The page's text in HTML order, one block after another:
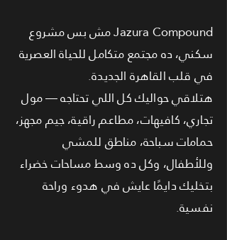
Jazura Compound مش بس مشروع
سكني، ده مجتمع متكامل للحياة العصرية
في قلب القاهرة الجديدة.
هتلاقي حواليك كل اللي تحتاجه — مول
تجاري، كافيهات، مطاعم راقية، جيم مجهز،
حمامات سباحة، مناطق للمشي
وللأطفال، وكل ده وسط مساحات خضراء
بتخليك دايمًا عايش في هدوء وراحة
نفسية.